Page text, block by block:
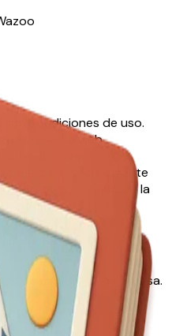
Condiciones de uso.
de esta web
utilizarse
Está terminantemente
uso del contenido de la
uso personal o el
de uso del kit de prensa.
hoy